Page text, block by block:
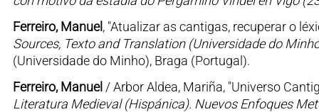
Ferreiro, Manuel, "Atualizar as cantigas, recuperar o
Sources, Texto and Translation (Universidade do
(Universidade do Minho), Braga (Portugal).
Ferreiro, Manuel / Arbor Aldea, Mariña, "Universo
Literatura Medieval (Hispánica). Nuevos Enfoques